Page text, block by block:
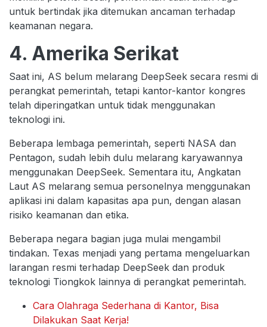
untuk bertindak jika ditemukan ancaman terhadap
keamanan negara.
4. Amerika Serikat
Saat ini, AS belum melarang DeepSeek secara resmi di
perangkat pemerintah, tetapi kantor-kantor kongres
telah diperingatkan untuk tidak menggunakan
teknologi ini.
Beberapa lembaga pemerintah, seperti NASA dan
Pentagon, sudah lebih dulu melarang karyawannya
menggunakan DeepSeek. Sementara itu, Angkatan
Laut AS melarang semua personelnya menggunakan
aplikasi ini dalam kapasitas apa pun, dengan alasan
risiko keamanan dan etika.
Beberapa negara bagian juga mulai mengambil
tindakan. Texas menjadi yang pertama mengeluarkan
larangan resmi terhadap DeepSeek dan produk
teknologi Tiongkok lainnya di perangkat pemerintah.
Cara Olahraga Sederhana di Kantor, Bisa
Dilakukan Saat Kerja!